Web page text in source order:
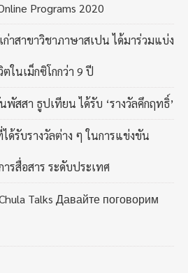
Programs 2020
าสาขาวิชาภาษาสเปน ได้มาร่วมแบ่ง
ในเม็กซิโกกว่า 9 ปี
สสา ธูปเทียน ได้รับ ‘รางวัลคึกฤทธิ์’
ด้รับรางวัลต่าง ๆ ในการแข่งขัน
รสื่อสาร ระดับประเทศ
Talks Давайте поговорим